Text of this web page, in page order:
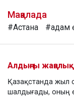
Мақалада
#Астана #адам
Алдыңғы жаңалық
Қазақстанда жыл
шалдығады, оның